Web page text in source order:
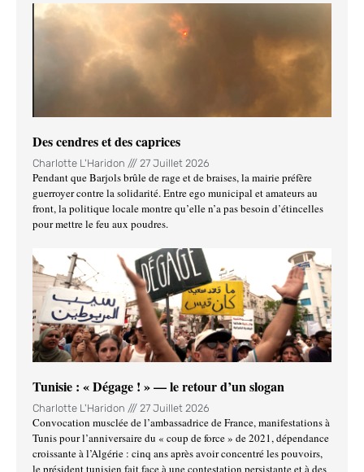
Des cendres et des caprices
Charlotte L'Haridon 27 Juillet 2026
Pendant que Barjols brûle de rage et de braises, la mairie préfère
guerroyer contre la solidarité. Entre ego municipal et amateurs au
front, la politique locale montre qu’elle n’a pas besoin d’étincelles
pour mettre le feu aux poudres.
Tunisie : « Dégage ! » — le retour d’un slogan
Charlotte L'Haridon 27 Juillet 2026
Convocation musclée de l’ambassadrice de France, manifestations à
Tunis pour l’anniversaire du « coup de force » de 2021, dépendance
croissante à l’Algérie : cinq ans après avoir concentré les pouvoirs,
le président tunisien fait face à une contestation persistante et à des